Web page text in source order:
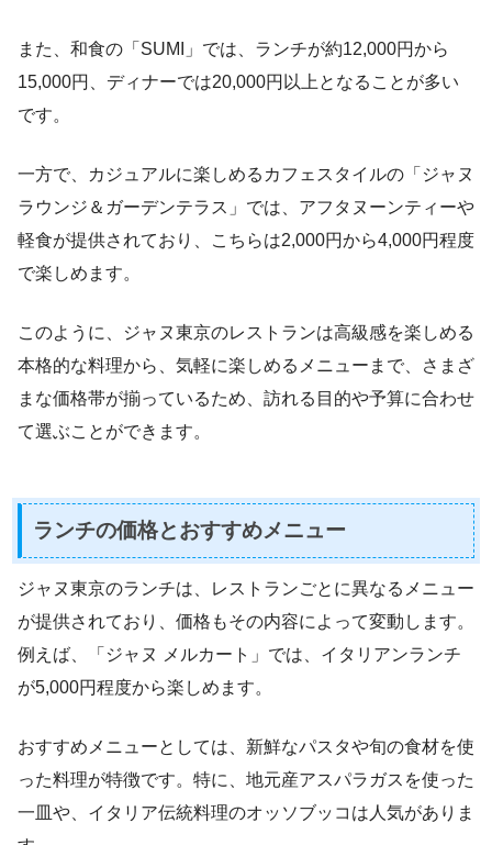
また、和食の「SUMI」では、ランチが約12,000円から
15,000円、ディナーでは20,000円以上となることが多い
です。
一方で、カジュアルに楽しめるカフェスタイルの「ジャヌ
ラウンジ＆ガーデンテラス」では、アフタヌーンティーや
軽食が提供されており、こちらは2,000円から4,000円程度
で楽しめます。
このように、ジャヌ東京のレストランは高級感を楽しめる
本格的な料理から、気軽に楽しめるメニューまで、さまざ
まな価格帯が揃っているため、訪れる目的や予算に合わせ
て選ぶことができます。
ランチの価格とおすすめメニュー
ジャヌ東京のランチは、レストランごとに異なるメニュー
が提供されており、価格もその内容によって変動します。
例えば、「ジャヌ メルカート」では、イタリアンランチ
が5,000円程度から楽しめます。
おすすめメニューとしては、新鮮なパスタや旬の食材を使
った料理が特徴です。特に、地元産アスパラガスを使った
一皿や、イタリア伝統料理のオッソブッコは人気がありま